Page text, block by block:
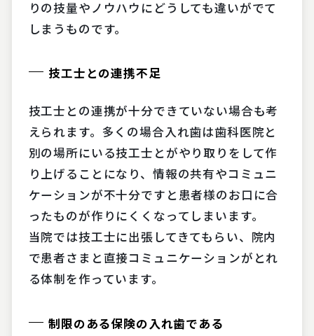
りの技量やノウハウにどうしても違いがでて
しまうものです。
技工士との連携不足
技工士との連携が十分できていない場合も考
えられます。多くの場合入れ歯は歯科医院と
別の場所にいる技工士とがやり取りをして作
り上げることになり、情報の共有やコミュニ
ケーションが不十分ですと患者様のお口に合
ったものが作りにくくなってしまいます。
当院では技工士に出張してきてもらい、院内
で患者さまと直接コミュニケーションがとれ
る体制を作っています。
制限のある保険の入れ歯である